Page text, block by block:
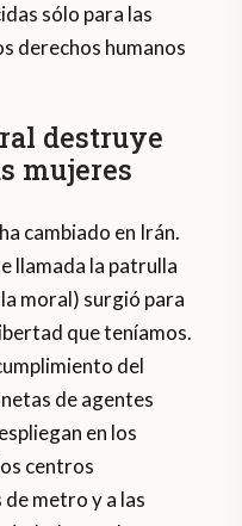
sólo para las
derechos humanos
destruye
mujeres
cambiado en Irán.
llamada la patrulla
moral) surgió para
que teníamos.
del
de agentes
en los
centros
metro y a las